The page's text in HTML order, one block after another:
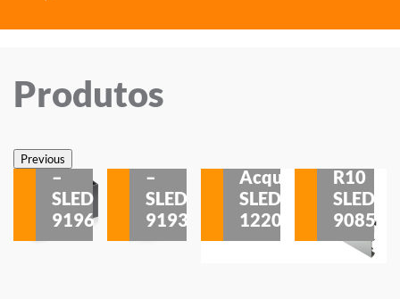
Produtos
PreviousSobrepor
–
SLED
9196
–
SLED
9193
Acqua
SLED
1220
R10
SLED
9085